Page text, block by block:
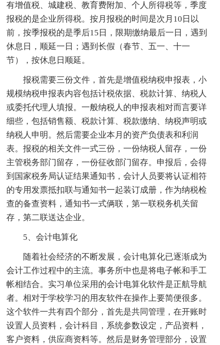
有增值税、城建税、教育费附加、个人所得税等，季度
报税的是企业所得税。按月报税的时间是次月10日以
前，按季报税的是季后15日，限期缴纳最后一日，遇到
休息日，顺延一日；遇到长假（春节、五一、十一
节），按休息日顺延。
报税需要三份文件，首先是增值税纳税申报表，小
规模纳税申报表内容包括计税依据、税款计算、纳税人
或委托代理人填报。一般纳税人的申报表相对而言要详
细些，包括销售额、税款计算、税款缴纳、纳税声明或
纳税人申明。然后需要企业本月的资产负债表和利润
表。报税的相关文件一式三份，一份纳税人留存，一份
主管税务部门留存，一份征收部门留存。申报后，会得
到国家税务局认证结果通知书，会计人员要将认证相符
的专用发票抵扣联与通知书一起装订成册，作为纳税检
查的备查资料，通知书一式俩联，第一联税务机关留
存，第二联送达企业。
5、会计电算化
随着社会经济的不断发展，会计电算化已逐渐成为
会计工作过程中的主流。事务所中也是将电子帐和手工
帐相结合。实习单位采用的会计电算化软件是正航导航
者。相对于学校学习的用友软件在操作上要简便很多。
这个软件一共有四个部分，首先是共同管理，在开账时
设置人员资料，会计科目，系统参数设定，产品资料，
客户资料，供应商资料等。然后是财务管理部分，设置